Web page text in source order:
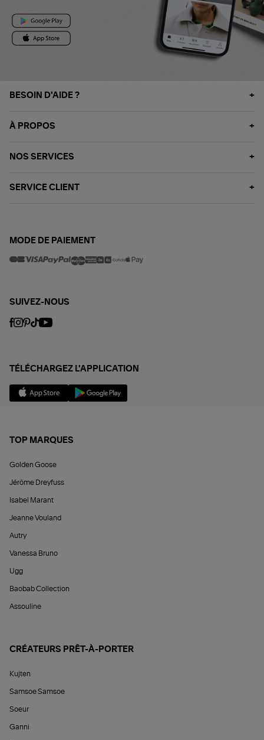
BESOIN D'AIDE ?
À PROPOS
NOS SERVICES
SERVICE CLIENT
MODE DE PAIEMENT
SUIVEZ-NOUS
TÉLÉCHARGEZ L'APPLICATION
TOP MARQUES
Golden Goose
Jérôme Dreyfuss
Isabel Marant
Jeanne Vouland
Autry
Vanessa Bruno
Ugg
Baobab Collection
Assouline
CRÉATEURS PRÊT-À-PORTER
Kujten
Samsoe Samsoe
Soeur
Ganni